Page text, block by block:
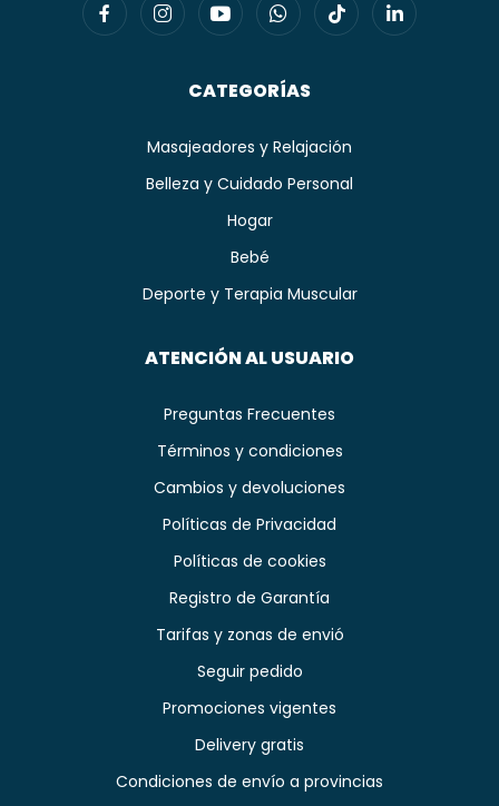
CATEGORÍAS
Masajeadores y Relajación
Belleza y Cuidado Personal
Hogar
Bebé
Deporte y Terapia Muscular
ATENCIÓN AL USUARIO
Preguntas Frecuentes
Términos y condiciones
Cambios y devoluciones
Políticas de Privacidad
Políticas de cookies
Registro de Garantía
Tarifas y zonas de envió
Seguir pedido
Promociones vigentes
Delivery gratis
Condiciones de envío a provincias